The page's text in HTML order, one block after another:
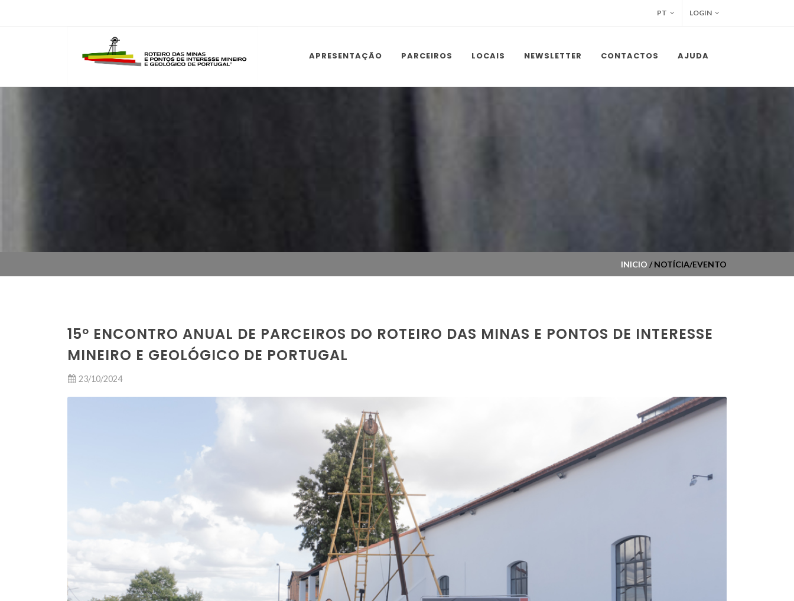
PT LOGIN
APRESENTAÇÃO PARCEIROS LOCAIS NEWSLETTER CONTACTOS AJUDA
INICIO / NOTÍCIA/EVENTO
15º ENCONTRO ANUAL DE PARCEIROS DO ROTEIRO DAS MINAS E PONTOS DE INTERESSE
MINEIRO E GEOLÓGICO DE PORTUGAL
23/10/2024